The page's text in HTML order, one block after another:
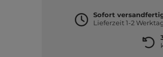
Sofort
Lieferzeit 1-2